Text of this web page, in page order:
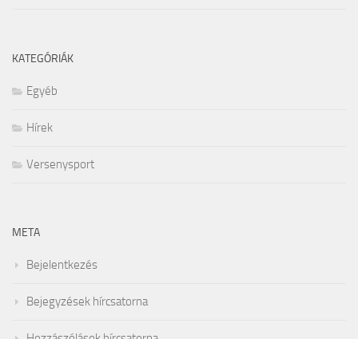
KATEGÓRIÁK
Egyéb
Hírek
Versenysport
META
Bejelentkezés
Bejegyzések hírcsatorna